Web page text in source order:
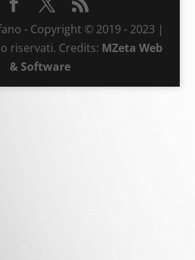
- Copyright © 2019 - 2023 |
riservati. Credits: MZeta Web
& Software